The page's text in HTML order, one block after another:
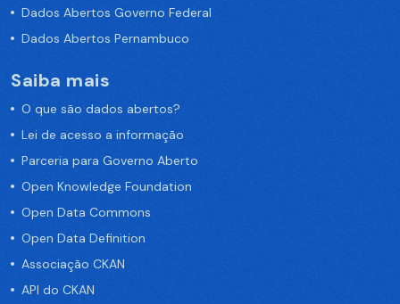
Dados Abertos Governo Federal
Dados Abertos Pernambuco
Saiba mais
O que são dados abertos?
Lei de acesso a informação
Parceria para Governo Aberto
Open Knowledge Foundation
Open Data Commons
Open Data Definition
Associação CKAN
API do CKAN